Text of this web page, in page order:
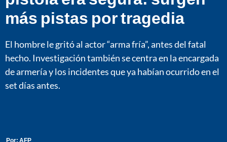
más pistas por tragedia
El hombre le gritó al actor “arma fría”, antes del fatal
hecho. Investigación también se centra en la encargada
de armería y los incidentes que ya habían ocurrido en el
set días antes.
Por: AFP